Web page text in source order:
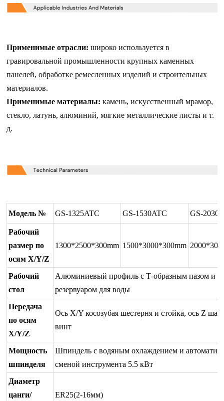
Применимые отрасли: широко используется в
гравировальной промышленности крупных каменных
панелей, обработке ремесленных изделий и строительных
материалов.
Применимые материалы: камень, искусственный мрамор,
стекло, латунь, алюминий, мягкие металлические листы и т.
д.
Модель № GS-1325ATC GS-1530ATC GS-
Рабочий
размер по
осям X/Y/Z
1300*2500*300mm 1500*3000*300mm
Рабочий
стол
Алюминиевый профиль с Т-образным пазом и
резервуаром для воды
Передача
по осям
X/Y/Z
Ось X/Y косозубая шестерня и стойка, ось Z
винт
Мощность
шпинделя
Шпиндель с водяным охлаждением и
сменой инструмента 5.5 кВт
Диаметр
цанги/
ER25(2-16мм)